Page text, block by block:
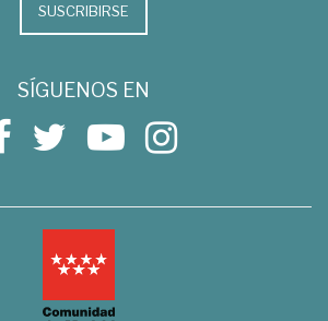
SUSCRIBIRSE
SÍGUENOS EN